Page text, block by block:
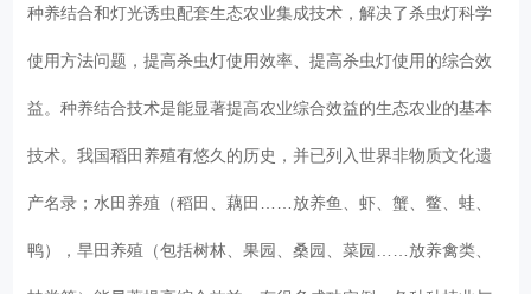
种养结合和灯光诱虫配套生态农业集成技术，解决了杀虫灯科学
使用方法问题，提高杀虫灯使用效率、提高杀虫灯使用的综合效
益。种养结合技术是能显著提高农业综合效益的生态农业的基本
技术。我国稻田养殖有悠久的历史，并已列入世界非物质文化遗
产名录；水田养殖（稻田、藕田……放养鱼、虾、蟹、鳖、蛙、
鸭），旱田养殖（包括树林、果园、桑园、菜园……放养禽类、